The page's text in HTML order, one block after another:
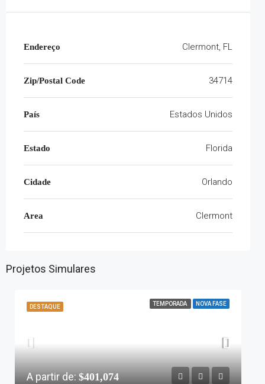
Endereço Clermont, FL
Zip/Postal Code 34714
País Estados Unidos
Estado Florida
Cidade Orlando
Area Clermont
Projetos Simulares
DESTAQUE TEMPORADA NOVA FASE
A partir de:$401,074